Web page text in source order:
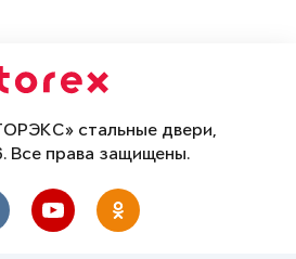
стальные двери,
Все права защищены.